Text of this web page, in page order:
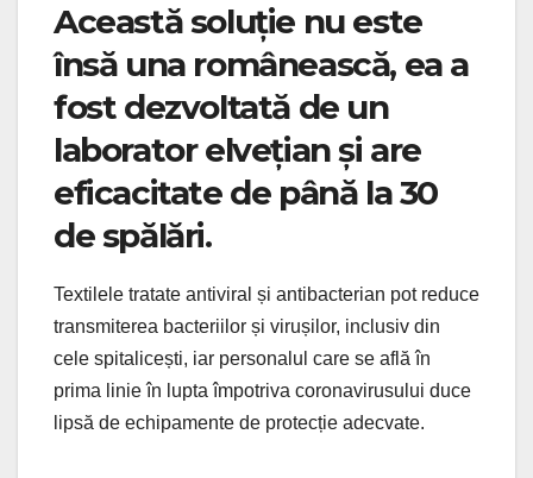
Această soluție nu este
însă una românească, ea a
fost dezvoltată de un
laborator elvețian și are
eficacitate de până la 30
de spălări.
Textilele tratate antiviral și antibacterian pot reduce
transmiterea bacteriilor și virușilor, inclusiv din
cele spitalicești, iar personalul care se află în
prima linie în lupta împotriva coronavirusului duce
lipsă de echipamente de protecție adecvate.